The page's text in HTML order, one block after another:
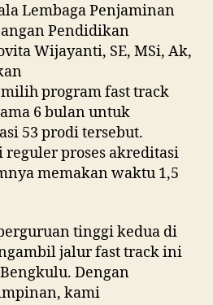
Lembaga Penjaminan
Pendidikan
Wijayanti, SE, MSi, Ak,
program fast track
6 bulan untuk
53 prodi tersebut.
proses akreditasi
memakan waktu 1,5
tinggi kedua di
jalur fast track ini
Dengan
kami